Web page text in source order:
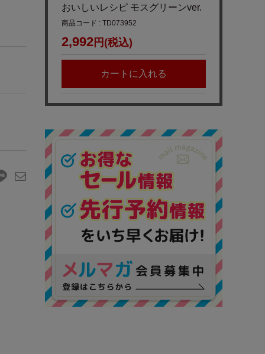
おいしいレシピ モスグリーンver.
商品コード : TD073952
2,992 円(税込)
カートに入れる